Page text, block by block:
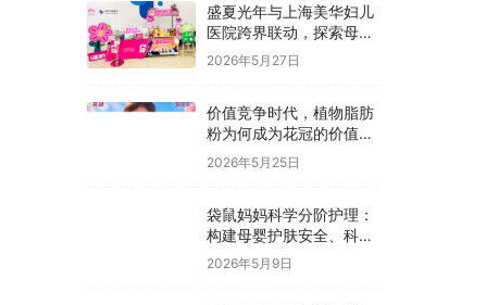
盛夏光年与上海美华妇儿
医院跨界联动，探索母婴
护理价值新模式
2026年5月27日
价值竞争时代，植物脂肪
粉为何成为花冠的价值抓
手？
2026年5月25日
袋鼠妈妈科学分阶护理：
构建母婴护肤安全、科
学、有效新体系
2026年5月9日